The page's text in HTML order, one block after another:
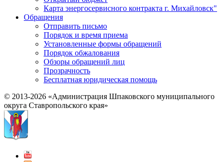
Карта энергосервисного контракта г. Михайловск"
Обращения
Отправить письмо
Порядок и время приема
Установленные формы обращений
Порядок обжалования
Обзоры обращений лиц
Прозрачность
Бесплатная юридическая помощь
© 2013-2026 «Администрация Шпаковского муниципального
округа Ставропольского края»